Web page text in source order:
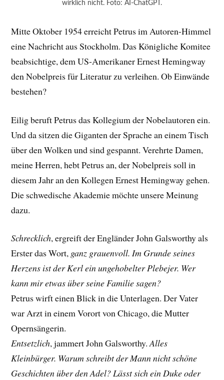
wirklich nicht. Foto: AI-ChatGPT.
Mitte Oktober 1954 erreicht Petrus im Autoren-Himmel
eine Nachricht aus Stockholm. Das Königliche Komitee
beabsichtige, dem US-Amerikaner Ernest Hemingway
den Nobelpreis für Literatur zu verleihen. Ob Einwände
bestehen?
Eilig beruft Petrus das Kollegium der Nobelautoren ein.
Und da sitzen die Giganten der Sprache an einem Tisch
über den Wolken und sind gespannt. Verehrte Damen,
meine Herren, hebt Petrus an, der Nobelpreis soll in
diesem Jahr an den Kollegen Ernest Hemingway gehen.
Die schwedische Akademie möchte unsere Meinung
dazu.
Schrecklich, ergreift der Engländer John Galsworthy als
Erster das Wort, ganz grauenvoll. Im Grunde seines
Herzens ist der Kerl ein ungehobelter Plebejer. Wer
kann mir etwas über seine Familie sagen?
Petrus wirft einen Blick in die Unterlagen. Der Vater
war Arzt in einem Vorort von Chicago, die Mutter
Opernsängerin.
Entsetzlich, jammert John Galsworthy.Alles
Kleinbürger. Warum schreibt der Mann nicht schöne
Geschichten über den Adel? Lässt sich ein Duke oder